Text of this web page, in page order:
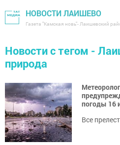
НОВОСТИ ЛАИШЕВО
Газета "Камская новь"- Лаишевский
Новости с тегом -
природа
погоды 16
Все